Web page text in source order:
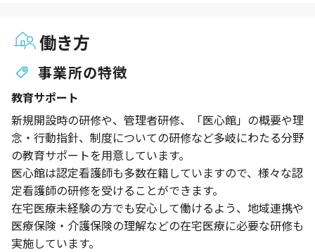
働き方
事業所の特徴
教育サポート
新規開設時の研修や、管理者研修、「医心館」の概要や理
念・行動指針、制度についての研修など多岐にわたる分野
の教育サポートを用意しています。
医心館は認定看護師も多数在籍していますので、様々な認
定看護師の研修を受けることができます。
在宅医療未経験の方でも安心して働けるよう、地域連携や
医療保険・介護保険の理解などの在宅医療に必要な研修も
実施しています。